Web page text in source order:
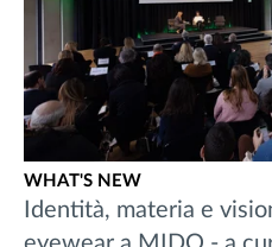
WHAT'S NEW
Identità, materia e